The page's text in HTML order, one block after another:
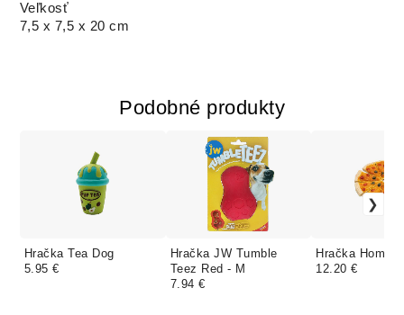
Veľkosť
7,5 x 7,5 x 20 cm
Podobné produkty
Hračka Tea Dog
5.95 €
Hračka JW Tumble
Teez Red - M
7.94 €
Hračka Homy
12.20 €